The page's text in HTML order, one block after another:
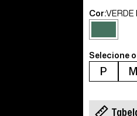
Cor:VERDE
Selecione
P M